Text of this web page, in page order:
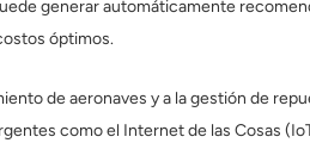
generar automáticamente
óptimos.
de aeronaves y a la gestión de
como el Internet de las Cosas